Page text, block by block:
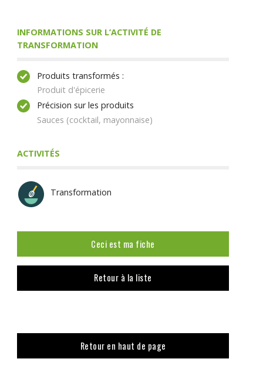
INFORMATIONS SUR L’ACTIVITÉ DE
TRANSFORMATION
Produits transformés :
Produit d'épicerie
Précision sur les produits
Sauces (cocktail, mayonnaise)
ACTIVITÉS
Transformation
Ceci est ma fiche
Retour à la liste
Retour en haut de page